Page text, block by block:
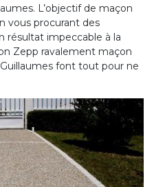
L’objectif de maçon
vous procurant des
résultat impeccable à la
Zepp ravalement maçon
font tout pour ne